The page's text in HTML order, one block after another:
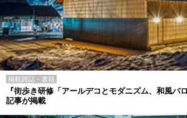
掲載雑誌・書籍
『街歩き研修「アールデコとモダニズム、和風バ
記事が掲載